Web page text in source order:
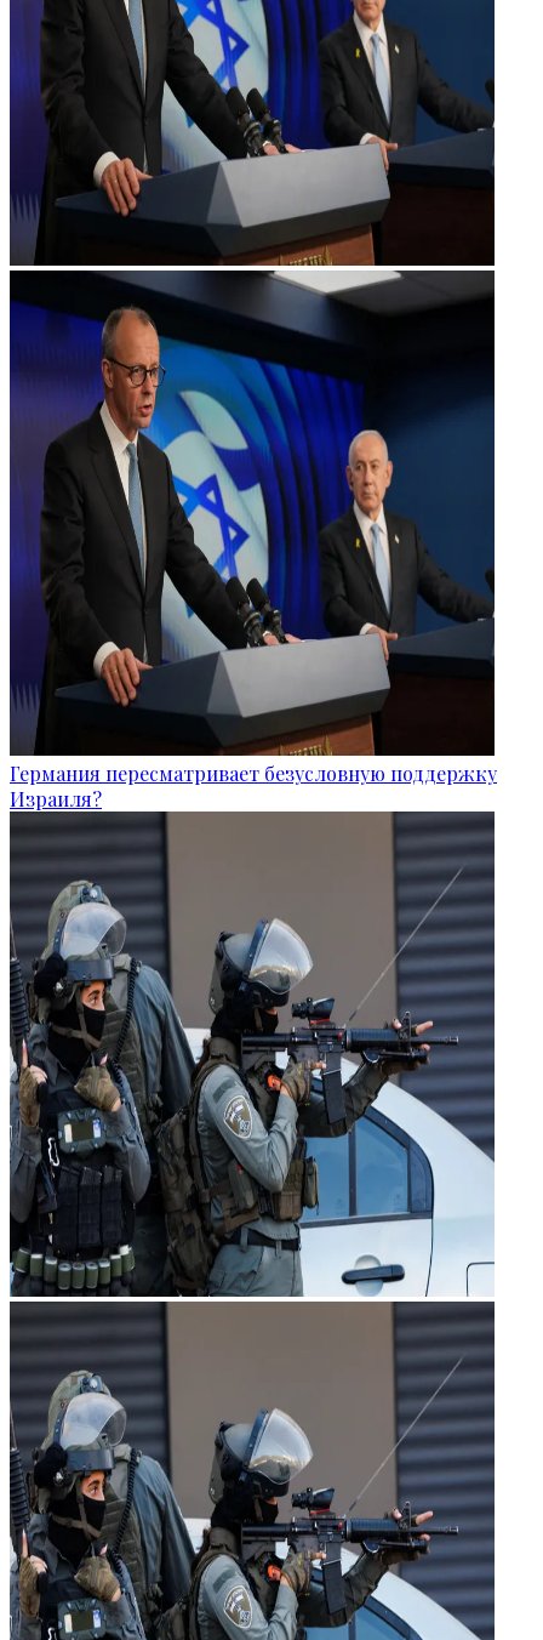
Германия пересматривает безусловную поддержку
Израиля?